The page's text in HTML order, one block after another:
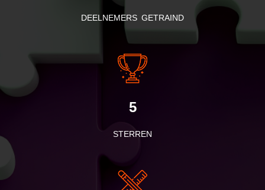
DEELNEMERS GETRAIND
5
STERREN